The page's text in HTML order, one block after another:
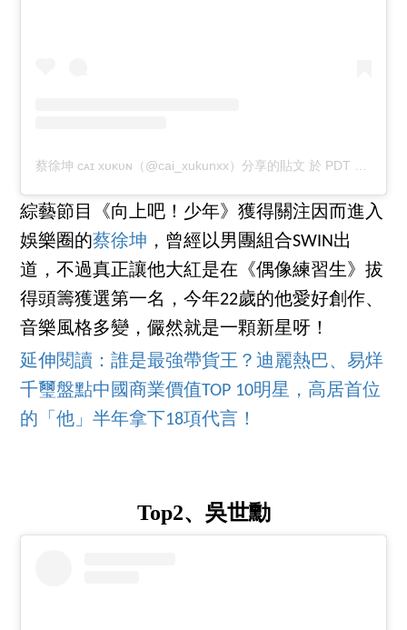
蔡徐坤 ᴄᴀɪ xᴜᴋᴜɴ（@cai_xukunxx）分享的貼文 於 PDT 2020 年 9月 月 25 日 上午 1:48
綜藝節目《向上吧！少年》獲得關注因而進入
娛樂圈的蔡徐坤 ，曾經以男團組合SWIN出
道，不過真正讓他大紅是在《偶像練習生》拔
得頭籌獲選第一名，今年22歲的他愛好創作、
音樂風格多變，儼然就是一顆新星呀！
延伸閱讀：誰是最強帶貨王？迪麗熱巴、易烊
千璽盤點中國商業價值TOP 10明星，高居首位
的「他」半年拿下18項代言！
Top2、吳世勳